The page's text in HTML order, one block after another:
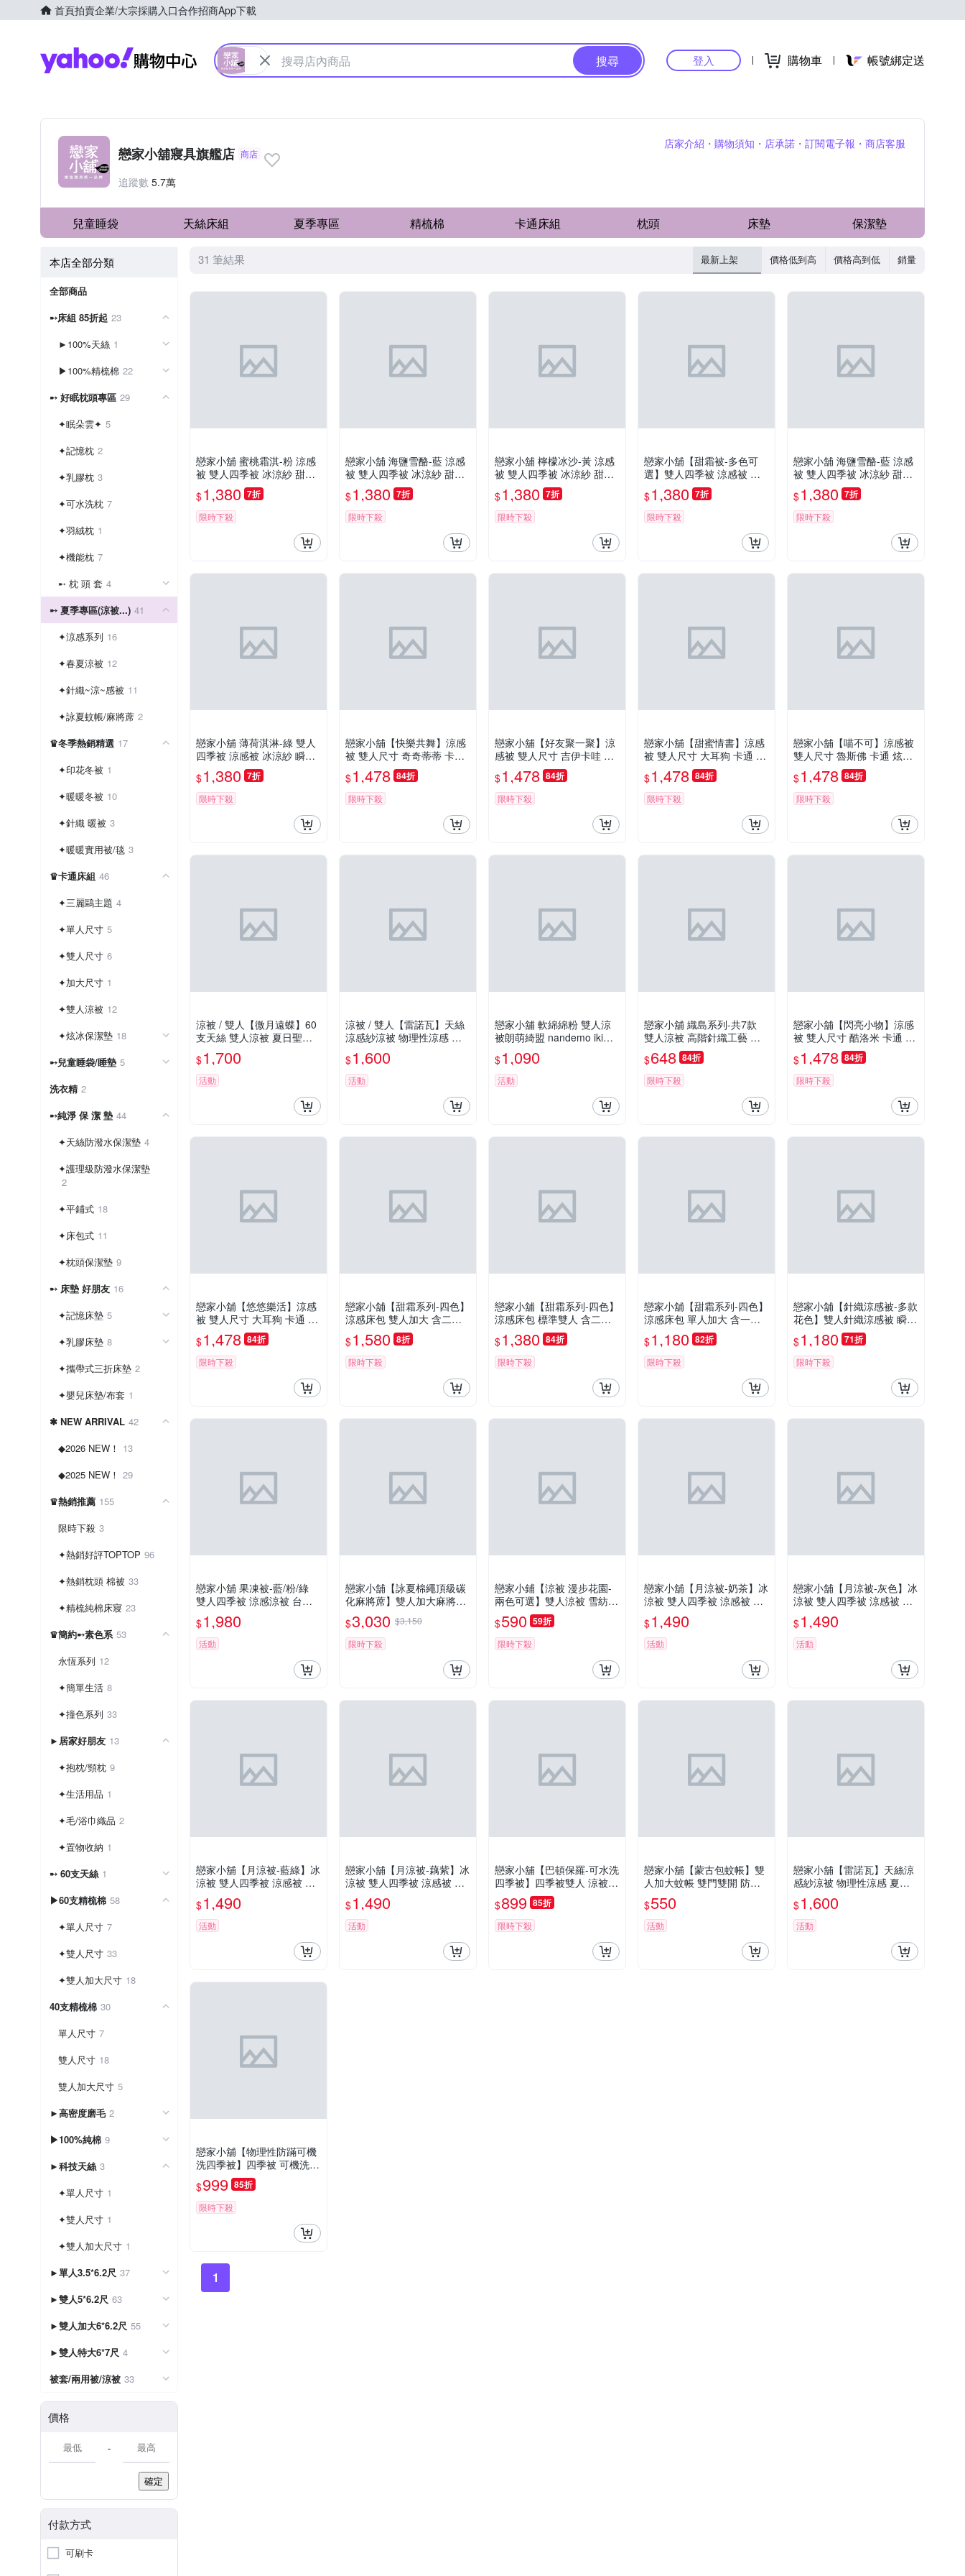
首頁拍賣企業/大宗採購入口合作招商App下載
Yahoo購物中心
搜尋 登入 購物車 帳號綁定送
戀家小舖寢具旗艦店 商店
追蹤數 5.7萬
店家介紹 購物須知 店承諾 訂閱電子報 商店客服
兒童睡袋 天絲床組 夏季專區 精梳棉 卡通床組 枕頭 床墊 保潔墊
本店全部分類
全部商品
➸床組 85折起 23
►100%天絲 1
▶100%精梳棉 22
➸ 好眠枕頭專區 29
✦眠朵雲✦ 5
✦記憶枕 2
✦乳膠枕 3
✦可水洗枕 7
✦羽絨枕 1
✦機能枕 7
➸ 枕 頭 套 4
➸ 夏季專區(涼被...) 41
✦涼感系列 16
✦春夏涼被 12
✦針織~涼~感被 11
✦詠夏蚊帳/麻將蓆 2
♛冬季熱銷精選 17
✦印花冬被 1
✦暖暖冬被 10
✦針織 暖被 3
✦暖暖實用被/毯 3
♛卡通床組 46
✦三麗鷗主題 4
✦單人尺寸 5
✦雙人尺寸 6
✦加大尺寸 1
✦雙人涼被 12
✦炫冰保潔墊 18
➸兒童睡袋/睡墊 5
洗衣精 2
➸純淨 保 潔 墊 44
✦天絲防潑水保潔墊 4
✦護理級防潑水保潔墊
2
✦平鋪式 18
✦床包式 11
✦枕頭保潔墊 9
➸ 床墊 好朋友 16
✦記憶床墊 5
✦乳膠床墊 8
✦攜帶式三折床墊 2
✦嬰兒床墊/布套 1
✱ NEW ARRIVAL 42
◆2026 NEW！ 13
◆2025 NEW！ 29
♛熱銷推薦 155
限時下殺 3
✦熱銷好評TOPTOP 96
✦熱銷枕頭 棉被 33
✦精梳純棉床寢 23
♛簡約➸素色系 53
永恆系列 12
✦簡單生活 8
✦撞色系列 33
►居家好朋友 13
✦抱枕/頸枕 9
✦生活用品 1
✦毛/浴巾織品 2
✦置物收納 1
➸ 60支天絲 1
▶60支精梳棉 58
✦單人尺寸 7
✦雙人尺寸 33
✦雙人加大尺寸 18
40支精梳棉 30
單人尺寸 7
雙人尺寸 18
雙人加大尺寸 5
►高密度磨毛 2
▶100%純棉 9
►科技天絲 3
✦單人尺寸 1
✦雙人尺寸 1
✦雙人加大尺寸 1
►單人3.5*6.2尺 37
►雙人5*6.2尺 63
►雙人加大6*6.2尺 55
►雙人特大6*7尺 4
被套/兩用被/涼被 33
價格
-
確定
付款方式
可刷卡
31 筆結果 最新上架 價格低到高 價格高到低 銷量
戀家小舖 蜜桃霜淇-粉 涼感
被 雙人四季被 冰涼紗 甜霜
系列 台灣製造
$1,380 7折
限時下殺
戀家小舖 海鹽雪酪-藍 涼感
被 雙人四季被 冰涼紗 甜霜
系列 台灣製造
$1,380 7折
限時下殺
戀家小舖 檸檬冰沙-黃 涼感
被 雙人四季被 冰涼紗 甜霜
系列 台灣製造
$1,380 7折
限時下殺
戀家小舖【甜霜被-多色可
選】雙人四季被 涼感被 冰
涼紗 瞬間降溫 越蓋越涼 甜
霜系列 台灣製造
$1,380 7折
限時下殺
戀家小舖 海鹽雪酪-藍 涼感
被 雙人四季被 冰涼紗 甜霜
系列 台灣製造
$1,380 7折
限時下殺
戀家小舖 薄荷淇淋-綠 雙人
四季被 涼感被 冰涼紗 瞬間
降溫 越蓋越涼 甜霜系列 台
灣製造
$1,380 7折
限時下殺
戀家小舖【快樂共舞】涼感
被 雙人尺寸 奇奇蒂蒂 卡通
炫冰系列 迪士尼 台灣製
$1,478 84折
限時下殺
戀家小舖【好友聚一聚】涼
感被 雙人尺寸 吉伊卡哇 Chi
ikawa 卡通 炫冰系列 迪士尼
台灣製
$1,478 84折
限時下殺
戀家小舖【甜蜜情書】涼感
被 雙人尺寸 大耳狗 卡通 炫
冰系列 三麗鷗 台灣製
$1,478 84折
限時下殺
戀家小舖【喵不可】涼感被
雙人尺寸 魯斯佛 卡通 炫冰
系列 迪士尼 台灣製
$1,478 84折
限時下殺
涼被 / 雙人【微月遠蝶】60
支天絲 雙人涼被 夏日聖品
瞬間降溫好眠 台灣製造 戀
家小舖
$1,700
活動
涼被 / 雙人【雷諾瓦】天絲
涼感紗涼被 物理性涼感 夏
日聖品 瞬間降溫好眠 戀家
小舖
$1,600
活動
戀家小舖 軟綿綿粉 雙人涼
被朗萌綺盟 nandemo ikimo
no 卡通 台灣製
$1,090
活動
戀家小舖 織島系列-共7款
雙人涼被 高階針織工藝 台
灣製
$648 84折
限時下殺
戀家小舖【閃亮小物】涼感
被 雙人尺寸 酷洛米 卡通 炫
冰系列 三麗鷗 台灣製
$1,478 84折
限時下殺
戀家小舖【悠悠樂活】涼感
被 雙人尺寸 大耳狗 卡通 炫
冰系列 三麗鷗卡通 台灣製
$1,478 84折
限時下殺
戀家小舖【甜霜系列-四色】
涼感床包 雙人加大 含二件
枕套 冰涼紗 台灣製
$1,580 8折
限時下殺
戀家小舖【甜霜系列-四色】
涼感床包 標準雙人 含二件
枕套 冰涼紗 台灣製
$1,380 84折
限時下殺
戀家小舖【甜霜系列-四色】
涼感床包 單人加大 含一件
枕套 冰涼紗 台灣製
$1,180 82折
限時下殺
戀家小舖【針織涼感被-多款
花色】雙人針織涼感被 瞬間
冰涼 台灣製造
$1,180 71折
限時下殺
戀家小舖 果凍被-藍/粉/綠
雙人四季被 涼感涼被 台灣
製造
$1,980
活動
戀家小舖【詠夏棉繩頂級碳
化麻將蓆】雙人加大麻將蓆
包邊包底 夏日涼感必備
$3,030 $3,150
限時下殺
戀家小鋪【涼被 漫步花園-
兩色可選】雙人涼被 雪紡絲
磨毛 台灣製
$590 59折
限時下殺
戀家小舖【月涼被-奶茶】冰
涼被 雙人四季被 涼感被 涼
感超柔纖維 台灣製
$1,490
活動
戀家小舖【月涼被-灰色】冰
涼被 雙人四季被 涼感被 涼
感超柔纖維 台灣製
$1,490
活動
戀家小舖【月涼被-藍綠】冰
涼被 雙人四季被 涼感被 涼
感超柔纖維 台灣製
$1,490
活動
戀家小舖【月涼被-藕紫】冰
涼被 雙人四季被 涼感被 涼
感超柔纖維 台灣製
$1,490
活動
戀家小舖【巴頓保羅-可水洗
四季被】四季被雙人 涼被升
級薄被胎 薄棉被 台灣製
$899 85折
限時下殺
戀家小舖【蒙古包蚊帳】雙
人加大蚊帳 雙門雙開 防蚊
必備
$550
活動
戀家小舖【雷諾瓦】天絲涼
感紗涼被 物理性涼感 夏日
聖品 瞬間降溫好眠 免運 台
灣製
$1,600
活動
戀家小舖【物理性防蹣可機
洗四季被】四季被 可機洗薄
被 雙人涼被 台灣製
$999 85折
限時下殺
1